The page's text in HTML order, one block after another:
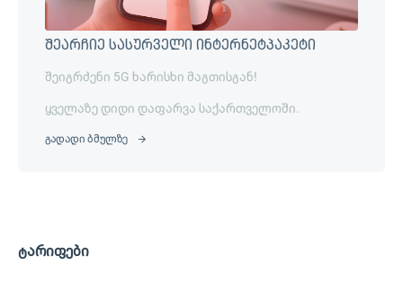
შეარჩიე სასურველი ინტერნეტპაკეტი
შეიგრძენი 5G ხარისხი მაგთისგან!
ყველაზე დიდი დაფარვა საქართველოში.
გადადი ბმულზე
ტარიფები